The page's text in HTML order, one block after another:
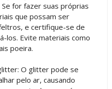
for fazer suas próprias
que possam ser
e certifique-se de
los. Evite materiais como
poeira.
O glitter pode se
pelo ar, causando